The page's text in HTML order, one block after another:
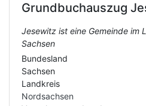
Grundbuchauszug
Jesewitz ist eine Gemeinde im
Sachsen
Bundesland
Sachsen
Landkreis
Nordsachsen